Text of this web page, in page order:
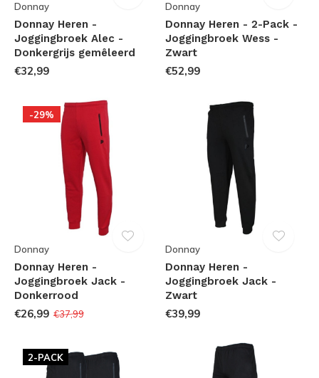
Donnay
Donnay Heren -
Joggingbroek Alec -
Donkergrijs gemêleerd
€32,99
Donnay
Donnay Heren - 2-Pack -
Joggingbroek Wess -
Zwart
€52,99
-29%
Donnay
Donnay Heren -
Joggingbroek Jack -
Donkerrood
€26,99 €37,99
Donnay
Donnay Heren -
Joggingbroek Jack -
Zwart
€39,99
2-PACK